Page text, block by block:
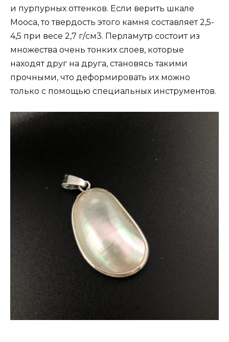
и пурпурных оттенков. Если верить шкале
Мооса, то твердость этого камня составляет 2,5-
4,5 при весе 2,7 г/см3. Перламутр состоит из
множества очень тонких слоев, которые
находят друг на друга, становясь такими
прочными, что деформировать их можно
только с помощью специальных инструментов.